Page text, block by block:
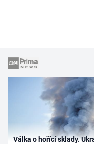
Válka o hořící sklady.